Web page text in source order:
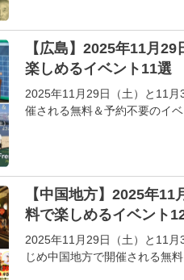
【広島】2025年11月
楽しめるイベント11選
2025年11月29日（土）と11
催される無料＆予約不要のイ
【中国地方】2025年
料で楽しめるイベント
2025年11月29日（土）と11
じめ中国地方で開催される無